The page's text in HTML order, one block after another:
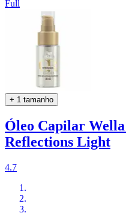
Full
+ 1 tamanho
Óleo Capilar
Reflections Light
4.7